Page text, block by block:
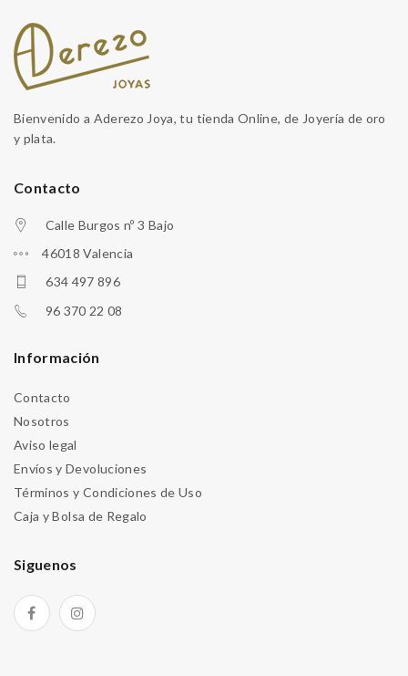
Bienvenido a Aderezo Joya, tu tienda Online, de Joyería de oro
y plata.
Contacto
Calle Burgos nº 3 Bajo
46018 Valencia
634 497 896
96 370 22 08
Información
Contacto
Nosotros
Aviso legal
Envíos y Devoluciones
Términos y Condiciones de Uso
Caja y Bolsa de Regalo
Siguenos